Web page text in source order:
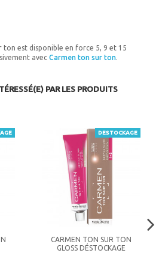
ton est disponible en force 5, 9 et 15
avec Carmen ton sur ton
PAR LES PRODUITS
DESTOCKAGE
CARMEN TON SUR TON
GLOSS DÉSTOCKAGE